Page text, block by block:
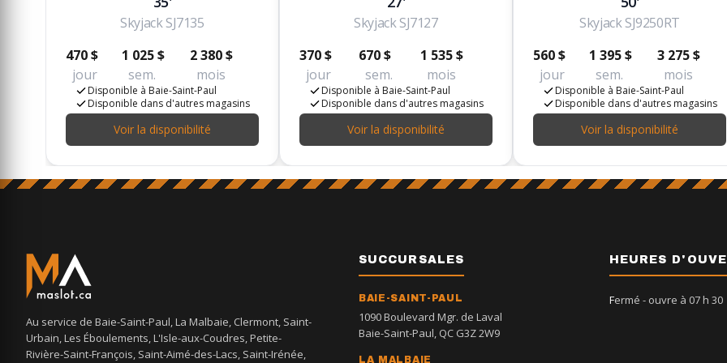
Skyjack SJ7135
470 $
jour
1 025 $
sem.
2 380 $
mois
Disponible à Baie-Saint-Paul
Disponible dans d'autres magasins
Voir la disponibilité
Skyjack SJ7127
370 $
jour
670 $
sem.
1 535 $
mois
Disponible à Baie-Saint-Paul
Disponible dans d'autres magasins
Voir la disponibilité
Skyjack SJ9250RT
560 $
jour
1 395 $
sem.
3 275 $
mois
Disponible à Baie-Saint-Paul
Disponible dans d'autres magasins
Voir la disponibilité
Au service de Baie-Saint-Paul, La Malbaie, Clermont, Saint-
Urbain, Les Éboulements, L'Isle-aux-Coudres, Petite-
Rivière-Saint-François, Saint-Aimé-des-Lacs, Saint-Irénée,
SUCCURSALES
BAIE-SAINT-PAUL
1090 Boulevard Mgr. de Laval
Baie-Saint-Paul, QC G3Z 2W9
LA MALBAIE
HEURES
Fermé - ouvre à 07 h 30